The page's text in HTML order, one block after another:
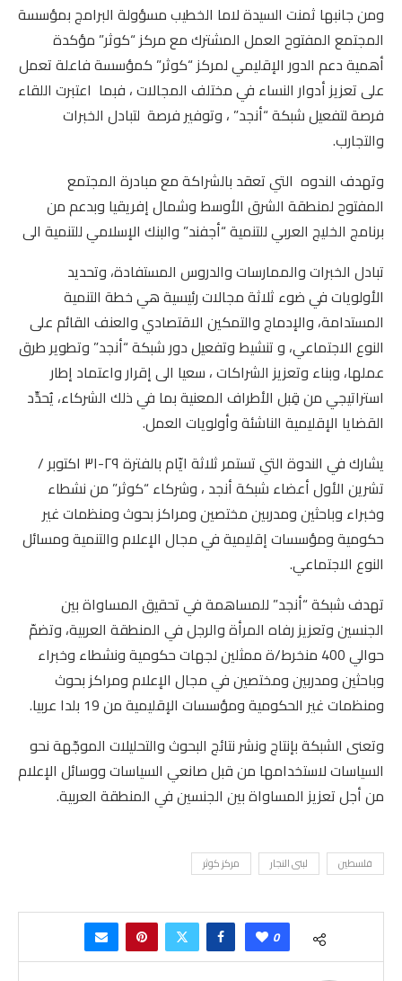
ومن جانبها ثمنت السيدة لاما الخطيب مسؤولة البرامج بمؤسسة
المجتمع المفتوح العمل المشترك مع مركز “كوثر” مؤكدة
أهمية دعم الدور الإقليمي لمركز “كوثر” كمؤسسة فاعلة تعمل
على تعزيز أدوار النساء في مختلف المجالات ، فبما اعتبرت اللقاء
فرصة لتفعيل شبكة “أنجد” ، وتوفير فرصة لتبادل الخبرات
والتجارب.
وتهدف الندوه التي تعقد بالشراكة مع مبادرة المجتمع
المفتوح لمنطقة الشرق الأوسط وشمال إفريقيا وبدعم من
برنامج الخليج العربي للتنمية “أجفند” والبنك الإسلامي للتنمية الى
تبادل الخبرات والممارسات والدروس المستفادة، وتحديد
الأولويات في ضوء ثلاثة مجالات رئيسية هي خطة التنمية
المستدامة، والإدماج والتمكين الاقتصادي والعنف القائم على
النوع الاجتماعي، و تنشيط وتفعيل دور شبكة “أنجد” وتطوير طرق
عملها، وبناء وتعزيز الشراكات ، سعيا الى إقرار واعتماد إطار
استراتيجي من قِبل الأطراف المعنية بما في ذلك الشركاء، يُحدِّد
القضايا الإقليمية الناشئة وأولويات العمل.
يشارك في الندوة التي تستمر ثلاثة ايّام بالفترة ٢٩-٣١ اكتوبر /
تشرين الأول أعضاء شبكة أنجد ، وشركاء “كوثر” من نشطاء
وخبراء وباحثين ومدربين مختصين ومراكز بحوث ومنظمات غير
حكومية ومؤسسات إقليمية في مجال الإعلام والتنمية ومسائل
النوع الاجتماعي.
تهدف شبكة “أنجد” للمساهمة في تحقيق المساواة بين
الجنسين وتعزيز رفاه المرأة والرجل في المنطقة العربية، وتضمّ
حوالي 400 منخرط/ة ممثلين لجهات حكومية ونشطاء وخبراء
وباحثين ومدربين ومختصين في مجال الإعلام ومراكز بحوث
ومنظمات غير الحكومية ومؤسسات الإقليمية من 19 بلدا عربيا.
وتعنى الشبكة بإنتاج ونشر نتائج البحوث والتحليلات الموجّهة نحو
السياسات لاستخدامها من قبل صانعي السياسات ووسائل الإعلام
من أجل تعزيز المساواة بين الجنسين في المنطقة العربية.
فلسطين لبنى النجار مركز كوثر
0